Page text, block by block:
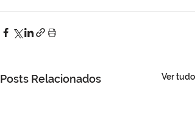
Posts Relacionados Ver tudo